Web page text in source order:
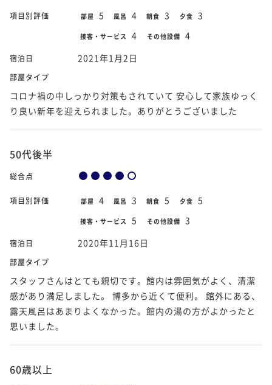
項目別評価 部屋 5 風呂 4 朝食 3 夕食 3
接客・サービス 4 その他設備 4
宿泊日 2021年1月2日
部屋タイプ
コロナ禍の中しっかり対策もされていて 安心して家族ゆっく
り良い新年を迎えられました。ありがとうございました
50代後半
総合点
項目別評価 部屋 4 風呂 3 朝食 5 夕食 5
接客・サービス 5 その他設備 3
宿泊日 2020年11月16日
部屋タイプ
スタッフさんはとても親切です。館内は雰囲気がよく、清潔
感があり満足しました。 博多から近くて便利。 館外にある、
露天風呂はあまりよくなかった。館内の湯の方がよかったと
思いました。
60歳以上